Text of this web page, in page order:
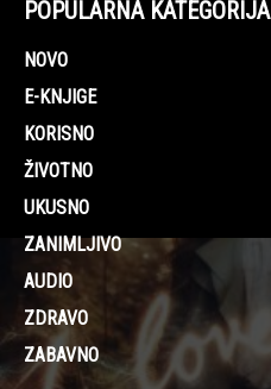
POPULARNA KATEGORIJA
NOVO
E-KNJIGE
KORISNO
ŽIVOTNO
UKUSNO
ZANIMLJIVO
AUDIO
ZDRAVO
ZABAVNO